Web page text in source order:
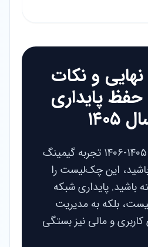
و نکات
حفظ پایداری
برای اینکه در سال ۱۴۰۵-۱۴۰۶ تجربه گیمینگ
این چک‌لیست را
باشید. پایداری شبکه
بلکه به مدیریت
و مالی نیز بستگی